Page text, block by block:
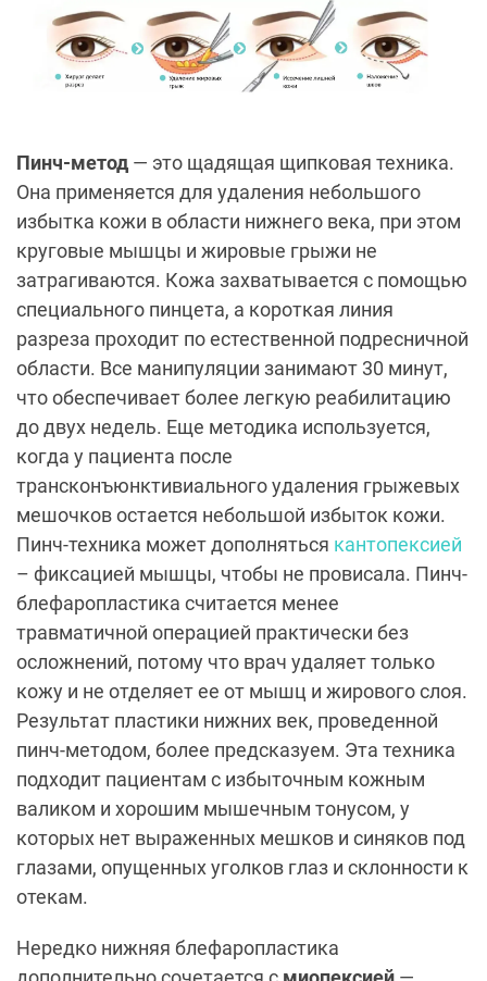
Пинч-метод — это щадящая щипковая техника.
Она применяется для удаления небольшого
избытка кожи в области нижнего века, при этом
круговые мышцы и жировые грыжи не
затрагиваются. Кожа захватывается с помощью
специального пинцета, а короткая линия
разреза проходит по естественной подресничной
области. Все манипуляции занимают 30 минут,
что обеспечивает более легкую реабилитацию
до двух недель. Еще методика используется,
когда у пациента после
трансконъюнктивиального удаления грыжевых
мешочков остается небольшой избыток кожи.
Пинч-техника может дополняться кантопексией
– фиксацией мышцы, чтобы не провисала. Пинч-
блефаропластика считается менее
травматичной операцией практически без
осложнений, потому что врач удаляет только
кожу и не отделяет ее от мышц и жирового слоя.
Результат пластики нижних век, проведенной
пинч-методом, более предсказуем. Эта техника
подходит пациентам с избыточным кожным
валиком и хорошим мышечным тонусом, у
которых нет выраженных мешков и синяков под
глазами, опущенных уголков глаз и склонности к
отекам.
Нередко нижняя блефаропластика